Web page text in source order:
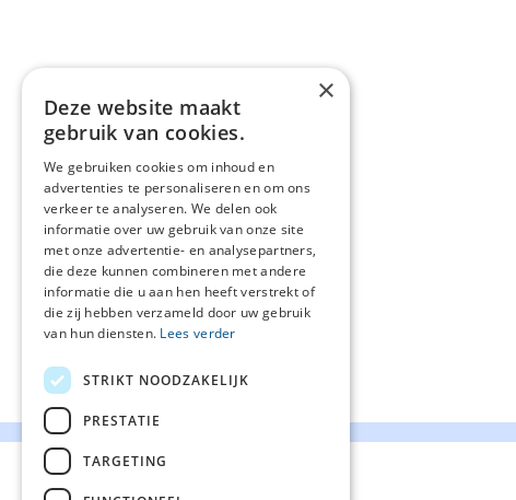
×
Deze website maakt
gebruik van cookies.
We gebruiken cookies om inhoud en
advertenties te personaliseren en om ons
verkeer te analyseren. We delen ook
informatie over uw gebruik van onze site
met onze advertentie- en analysepartners,
die deze kunnen combineren met andere
informatie die u aan hen heeft verstrekt of
die zij hebben verzameld door uw gebruik
van hun diensten. Lees verder
STRIKT NOODZAKELIJK
PRESTATIE
TARGETING